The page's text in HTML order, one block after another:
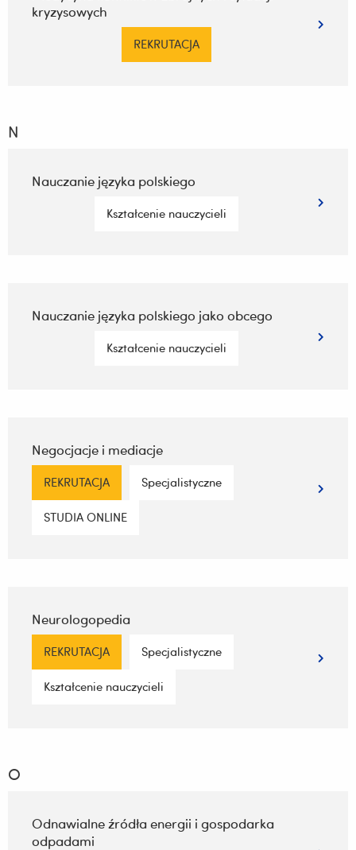
kryzysowych
REKRUTACJA
N
Nauczanie języka polskiego
Kształcenie nauczycieli
Nauczanie języka polskiego jako obcego
Kształcenie nauczycieli
Negocjacje i mediacje
REKRUTACJA Specjalistyczne
STUDIA ONLINE
Neurologopedia
REKRUTACJA Specjalistyczne
Kształcenie nauczycieli
O
Odnawialne źródła energii i gospodarka
odpadami